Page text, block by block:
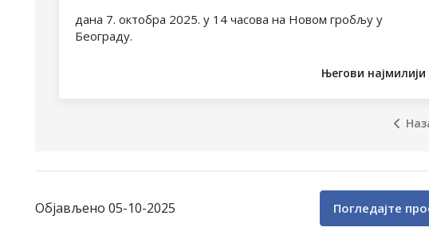
дана 7. октобра 2025. у 14 часова на Новом гробљу у
Београду.
Његови најмилији
Објављено 05-10-2025 Погледајте